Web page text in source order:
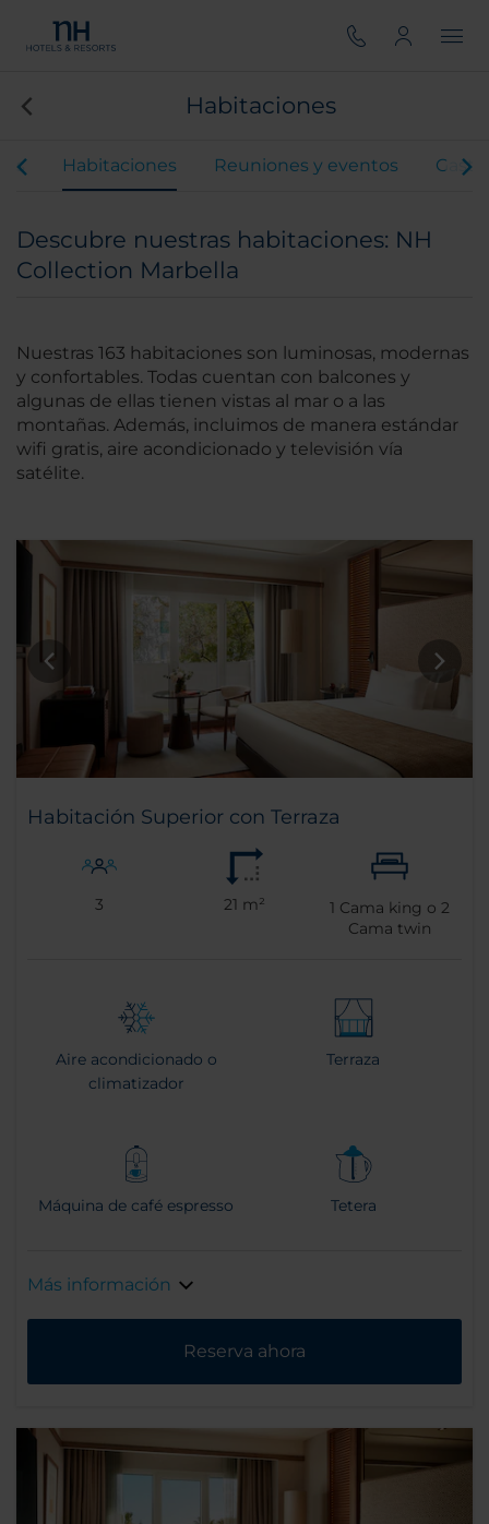
Habitaciones
Habitaciones Reuniones y eventos
Descubre nuestras habitaciones: NH
Collection Marbella
Nuestras 163 habitaciones son luminosas, modernas
y confortables. Todas cuentan con balcones y
algunas de ellas tienen vistas al mar o a las
montañas. Además, incluimos de manera estándar
wifi gratis, aire acondicionado y televisión vía
satélite.
Habitación Superior con Terraza
3 21 m² 1 Cama king o 2
Cama twin
Aire acondicionado o
climatizador
Terraza
Máquina de café espresso Tetera
Más información
Reserva ahora